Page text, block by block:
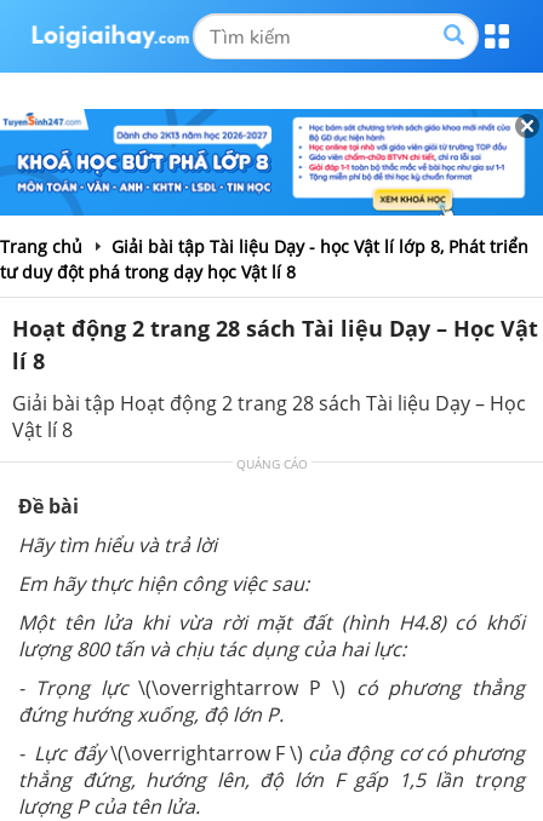
Trang chủ
Giải bài tập Tài liệu Dạy - học Vật lí lớp 8, Phát triển
tư duy đột phá trong dạy học Vật lí 8
Hoạt động 2 trang 28 sách Tài liệu Dạy – Học Vật
lí 8
Giải bài tập Hoạt động 2 trang 28 sách Tài liệu Dạy – Học
Vật lí 8
QUẢNG CÁO
Đề bài
Hãy tìm hiểu và trả lời
Em hãy thực hiện công việc sau:
Một tên lửa khi vừa rời mặt đất (hình H4.8) có khối
lượng 800 tấn và chịu tác dụng của hai lực:
- Trọng lực\(\overrightarrow P \) có phương thẳng
đứng hướng xuống, độ lớn P.
- Lực đẩy\(\overrightarrow F \) của động cơ có phương
thẳng đứng, hướng lên, độ lớn F gấp 1,5 lần trọng
lượng P của tên lửa.